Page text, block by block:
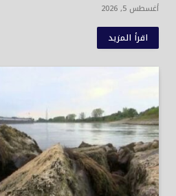
أغسطس 5, 2026
اقرأ المزيد